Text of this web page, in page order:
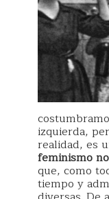
izquierda,
realidad, es
feminismo
que, como
tiempo y